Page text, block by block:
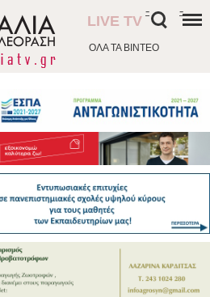
ΟΛΑ ΤΑ ΒΙΝΤΕΟ
LIVE TV
- -